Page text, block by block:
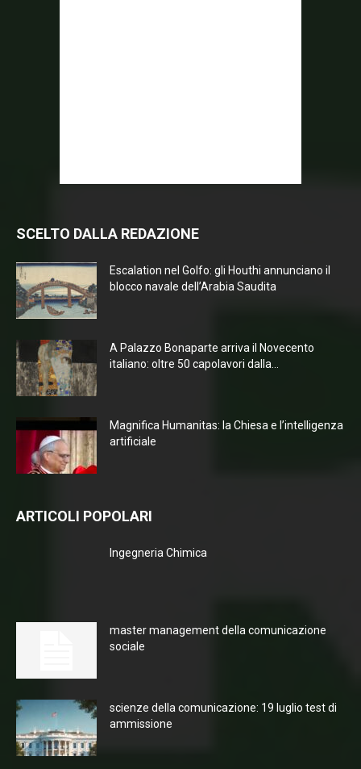
SCELTO DALLA REDAZIONE
Escalation nel Golfo: gli Houthi annunciano il
blocco navale dell’Arabia Saudita
A Palazzo Bonaparte arriva il Novecento
italiano: oltre 50 capolavori dalla...
Magnifica Humanitas: la Chiesa e l’intelligenza
artificiale
ARTICOLI POPOLARI
Ingegneria Chimica
master management della comunicazione
sociale
scienze della comunicazione: 19 luglio test di
ammissione